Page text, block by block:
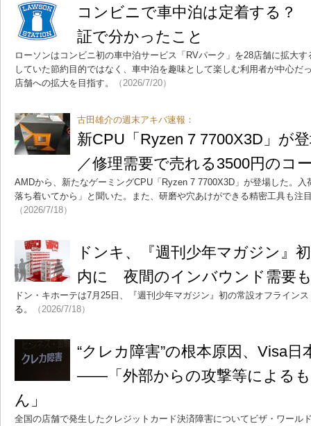
コンビニで車中泊は定着する？
証で分かったこと
ローソンはコンビニ初の車中泊サービス「RVパーク」を28店舗に拡大
していた節約目的ではなく、車中泊を趣味として楽しむ利用者が中心だ
店舗への拡大を目指す。
（2026/7/20）
古田雄介の週末アキバ速報：
新CPU「Ryzen 7 7700X3D」が
／修理需要で売れる3500円のコ
AMDから、新たなゲーミングCPU「Ryzen 7 7700X3D」が登場した。
落ち着いてから」と聞いた。また、研磨や穴あけができる精密工具も注
（2026/7/18）
ドンキ、『週刊少年マガジン』
内に 夜間のインバウンド需要
ドン・キホーテは7月25日、『週刊少年マガジン』初の常設オフライン
る。
（2026/7/18）
“クレカ障害”の根本原因、Visa日
――「外部からの攻撃等による
ん」
全国の店舗で発生したクレジットカード決済障害についてビザ・ワール